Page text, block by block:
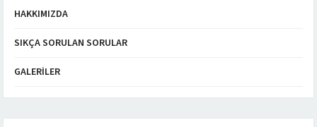
HAKKIMIZDA
SIKÇA SORULAN SORULAR
GALERILER